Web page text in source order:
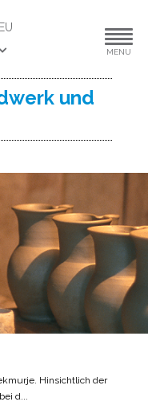
MENU
und
Hinsichtlich der
d...